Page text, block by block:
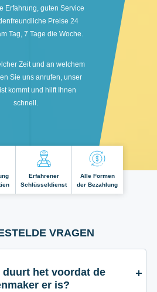
Erfahrung, guten Service
Preise 24
Tag, 7 Tage die Woche.
Zeit und an welchem
Sie uns anrufen, unser
kommt und hilft Ihnen
schnell.
Erfahrener
Schlüsseldienst
Alle Formen
der Bezahlung
VRAGEN
er is?